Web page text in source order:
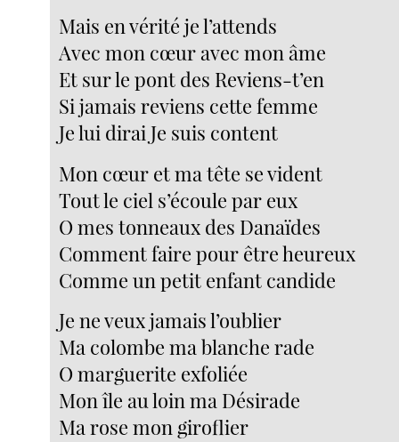
Mais en vérité je l’attends
Avec mon cœur avec mon âme
Et sur le pont des Reviens-t’en
Si jamais reviens cette femme
Je lui dirai Je suis content
Mon cœur et ma tête se vident
Tout le ciel s’écoule par eux
O mes tonneaux des Danaïdes
Comment faire pour être heureux
Comme un petit enfant candide
Je ne veux jamais l’oublier
Ma colombe ma blanche rade
O marguerite exfoliée
Mon île au loin ma Désirade
Ma rose mon giroflier